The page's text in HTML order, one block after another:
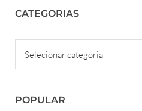
CATEGORIAS
POPULAR